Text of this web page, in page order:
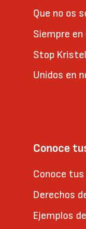
Que no os
Siempre en
Stop
Unidos en
Conoce
Conoce
Derechos
Ejemplos